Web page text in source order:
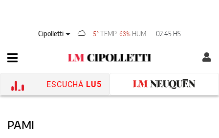
Cipolletti 5°TEMP 63% HUM 02:45 HS
ESCUCHÁ LU5
PAMI